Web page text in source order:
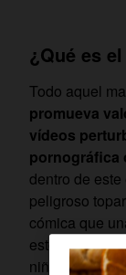
¿Qué es
Todo aquel
promueva
vídeos
pornográfica
dentro de
peligroso
cómica que
esto es algo
niñez.